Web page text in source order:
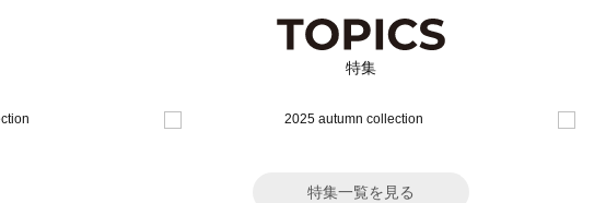
特集
特集一覧を見る